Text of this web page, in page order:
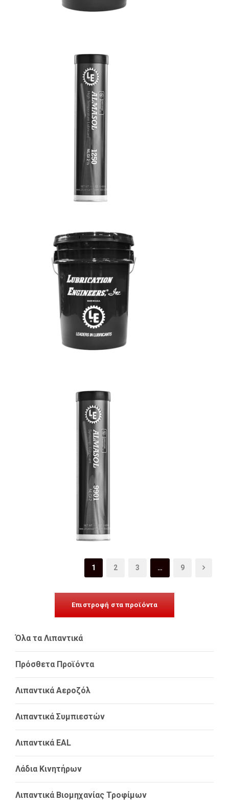
1 2 3 … 9
Επιστροφή στα προϊόντα
Όλα τα Λιπαντικά
Πρόσθετα Προϊόντα
Λιπαντικά Αεροζόλ
Λιπαντικά Συμπιεστών
Λιπαντικά EAL
Λάδια Κινητήρων
Λιπαντικά Βιομηχανίας Τροφίμων